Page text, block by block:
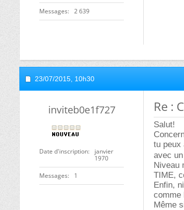
Messages 2 639
23/07/2015, 10h30
inviteb0e1f727
Date d'inscription
janvier
1970
Messages 1
Re :
Salut!
tu peux
avec
Niveau
TIME,
Enfin,
comme
Même